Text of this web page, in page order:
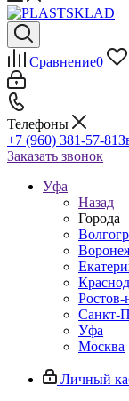
Сравнение0
Телефоны
+7 (960) 381-57-81
Заказать звонок
Уфа
Назад
Города
Санкт-
Уфа
Москва
Личный